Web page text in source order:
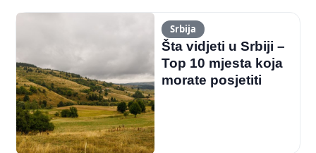
Srbija
Šta vidjeti u Srbiji –
Top 10 mjesta koja
morate posjetiti